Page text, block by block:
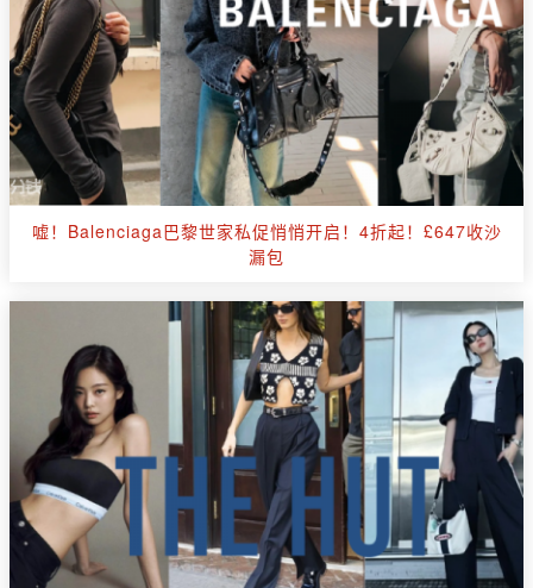
嘘！Balenciaga巴黎世家私促悄悄开启！4折起！£647收沙
漏包